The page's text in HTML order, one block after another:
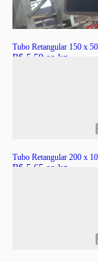
Tubo Retangular 150 x
R$ 5,59 ao kg
Tubo Retangular 200 x
R$ 5,65 ao kg